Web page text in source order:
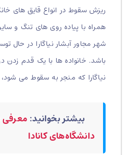
ریزش سقوط در انواع قایق های
همراه با پیاده روی های تنگ و سایر
شهر مجاور آبشار نیاگارا در حال توسعه
باشد. خانواده ها با یک قدم زدن در
نیاگارا که منجر به سقوط می شود،
بیشتر بخوانید:معرفی
دانشگاه‌های کانادا